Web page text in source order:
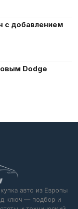
с добавлением
Dodge
авто из Европы
ключ — подбор и